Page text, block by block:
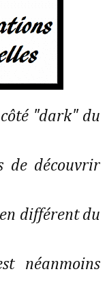
"dark" du
de découvrir
différent du
néanmoins